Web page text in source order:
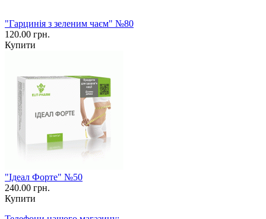
"Гарцинія з зеленим чаєм" №80
120.00 грн.
Купити
"Ідеал Форте" №50
240.00 грн.
Купити